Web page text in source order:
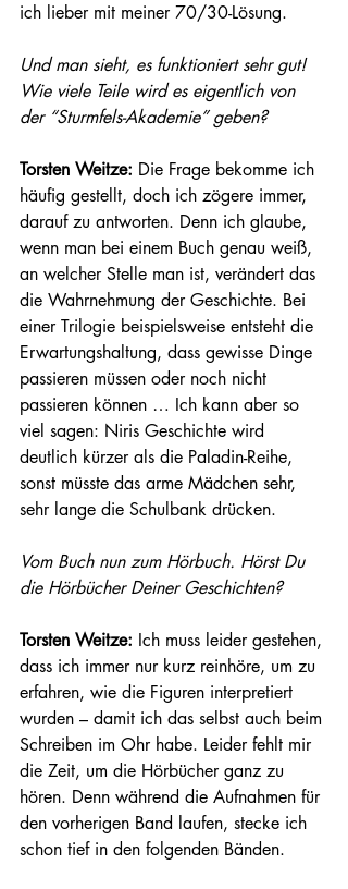
ich lieber mit meiner 70/30-Lösung.
Und man sieht, es funktioniert sehr gut!
Wie viele Teile wird es eigentlich von
der “Sturmfels-Akademie” geben?
Torsten Weitze: Die Frage bekomme ich
häufig gestellt, doch ich zögere immer,
darauf zu antworten. Denn ich glaube,
wenn man bei einem Buch genau weiß,
an welcher Stelle man ist, verändert das
die Wahrnehmung der Geschichte. Bei
einer Trilogie beispielsweise entsteht die
Erwartungshaltung, dass gewisse Dinge
passieren müssen oder noch nicht
passieren können … Ich kann aber so
viel sagen: Niris Geschichte wird
deutlich kürzer als die Paladin-Reihe,
sonst müsste das arme Mädchen sehr,
sehr lange die Schulbank drücken.
Vom Buch nun zum Hörbuch. Hörst Du
die Hörbücher Deiner Geschichten?
Torsten Weitze: Ich muss leider gestehen,
dass ich immer nur kurz reinhöre, um zu
erfahren, wie die Figuren interpretiert
wurden – damit ich das selbst auch beim
Schreiben im Ohr habe. Leider fehlt mir
die Zeit, um die Hörbücher ganz zu
hören. Denn während die Aufnahmen für
den vorherigen Band laufen, stecke ich
schon tief in den folgenden Bänden.